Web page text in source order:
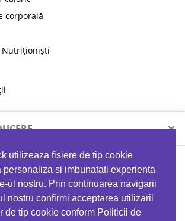
utilizeaza fisiere de tip cookie
personaliza si imbunatati experienta
ul nostru. Prin continuarea navigarii
nostru confirmi acceptarea utilizarii
de tip cookie conform Politicii de
corporală
Nutriționiști
×
MYPROTEIN
la orice comandă folosind codul